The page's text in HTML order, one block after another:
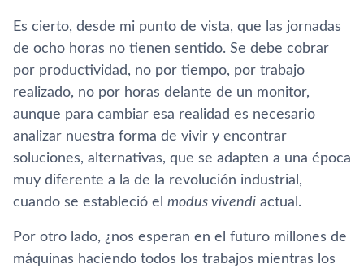
Es cierto, desde mi punto de vista, que las jornadas
de ocho horas no tienen sentido. Se debe cobrar
por productividad, no por tiempo, por trabajo
realizado, no por horas delante de un monitor,
aunque para cambiar esa realidad es necesario
analizar nuestra forma de vivir y encontrar
soluciones, alternativas, que se adapten a una época
muy diferente a la de la revolución industrial,
cuando se estableció el modus vivendi actual.
Por otro lado, ¿nos esperan en el futuro millones de
máquinas haciendo todos los trabajos mientras los